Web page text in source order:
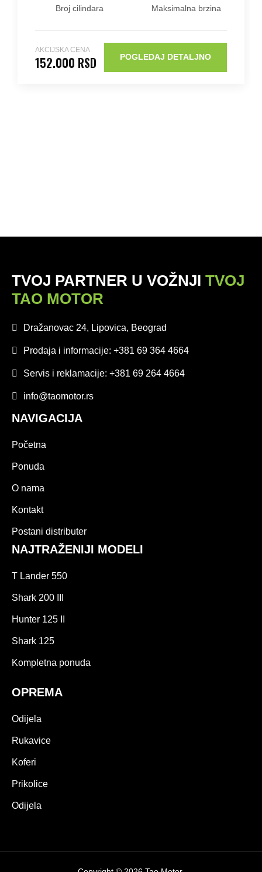
Broj cilindara Maksimalna brzina
AKCIJSKA CENA
152.000 RSD POGLEDAJ DETALJNO
TVOJ PARTNER U VOŽNJI TVOJ
TAO MOTOR
Dražanovac 24, Lipovica, Beograd
Prodaja i informacije: +381 69 364 4664
Servis i reklamacije: +381 69 264 4664
info@taomotor.rs
NAVIGACIJA
Početna
Ponuda
O nama
Kontakt
Postani distributer
NAJTRAŽENIJI MODELI
T Lander 550
Shark 200 III
Hunter 125 II
Shark 125
Kompletna ponuda
OPREMA
Odijela
Rukavice
Koferi
Prikolice
Odijela